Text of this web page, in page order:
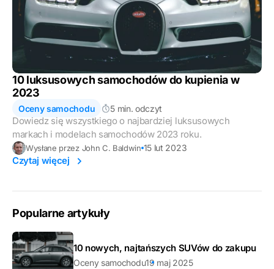
10 luksusowych samochodów do kupienia w
2023
Oceny samochodu 5 min. odczyt
Dowiedz się wszystkiego o najbardziej luksusowych
markach i modelach samochodów 2023 roku.
Wysłane przez John C. Baldwin 15 lut 2023
Czytaj więcej
Popularne artykuły
10 nowych, najtańszych SUVów do zakupu
Oceny samochodu19 maj 2025